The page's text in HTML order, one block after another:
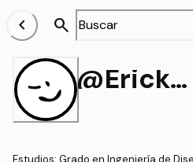
chevron_left search
@Erick_Almoraxd_Ancasi
Estudios: Grado en Ingeniería de